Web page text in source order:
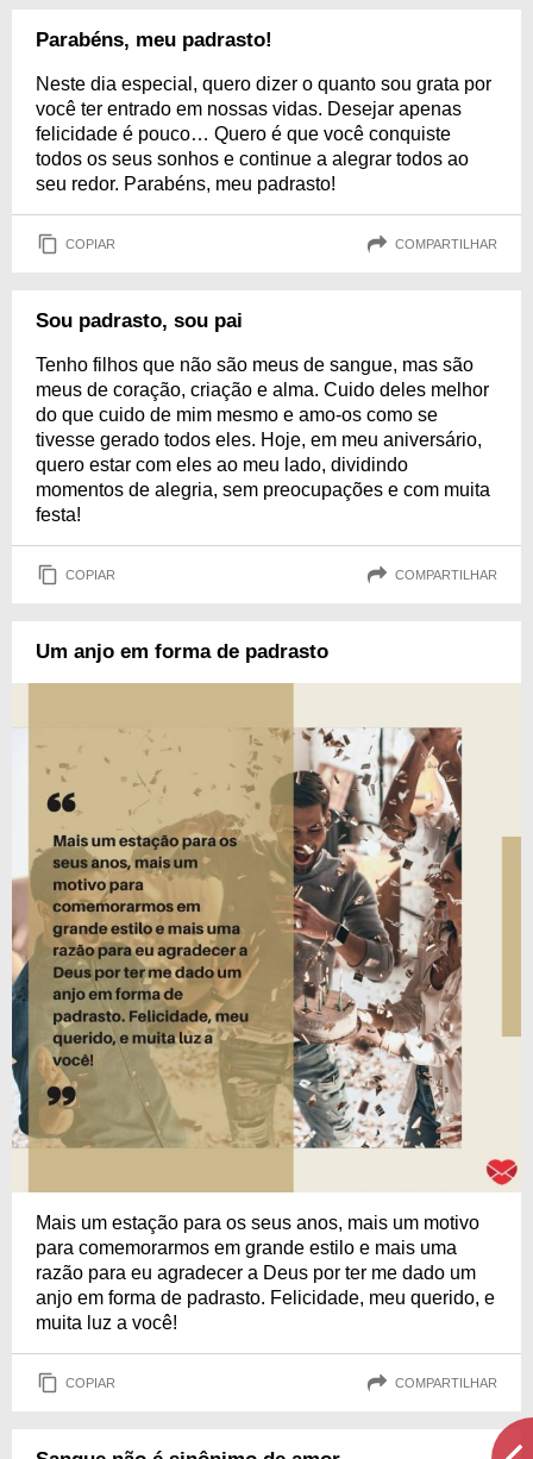
Parabéns, meu padrasto!
Neste dia especial, quero dizer o quanto sou grata por
você ter entrado em nossas vidas. Desejar apenas
felicidade é pouco… Quero é que você conquiste
todos os seus sonhos e continue a alegrar todos ao
seu redor. Parabéns, meu padrasto!
COPIAR COMPARTILHAR
Sou padrasto, sou pai
Tenho filhos que não são meus de sangue, mas são
meus de coração, criação e alma. Cuido deles melhor
do que cuido de mim mesmo e amo-os como se
tivesse gerado todos eles. Hoje, em meu aniversário,
quero estar com eles ao meu lado, dividindo
momentos de alegria, sem preocupações e com muita
festa!
COPIAR COMPARTILHAR
Um anjo em forma de padrasto
Mais um estação para os seus anos, mais um motivo
para comemorarmos em grande estilo e mais uma
razão para eu agradecer a Deus por ter me dado um
anjo em forma de padrasto. Felicidade, meu querido, e
muita luz a você!
COPIAR COMPARTILHAR